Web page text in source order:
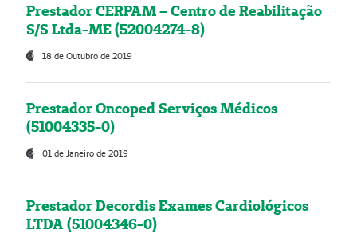
Prestador CERPAM – Centro de Reabilitação
S/S Ltda-ME (52004274-8)
18 de Outubro de 2019
Prestador Oncoped Serviços Médicos
(51004335-0)
01 de Janeiro de 2019
Prestador Decordis Exames Cardiológicos
LTDA (51004346-0)